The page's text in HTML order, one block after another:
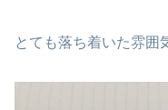
とても落ち着いた雰囲